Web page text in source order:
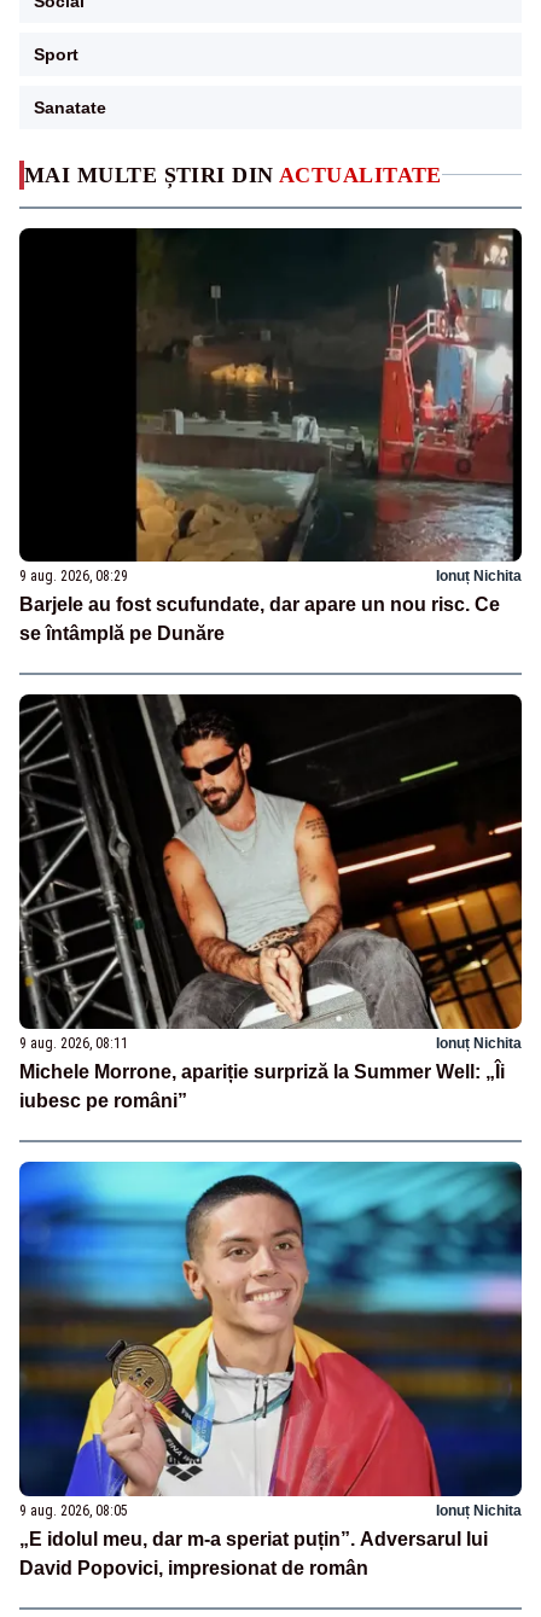
MAI MULTE ȘTIRI DIN ACTUALITATE
9 aug. 2026, 08:29 Ionuț Nichita
Barjele au fost scufundate, dar apare un nou risc. Ce
se întâmplă pe Dunăre
9 aug. 2026, 08:11 Ionuț Nichita
Michele Morrone, apariție surpriză la Summer Well: „Îi
iubesc pe români”
9 aug. 2026, 08:05 Ionuț Nichita
„E idolul meu, dar m-a speriat puțin”. Adversarul lui
David Popovici, impresionat de român
Sport
Sanatate